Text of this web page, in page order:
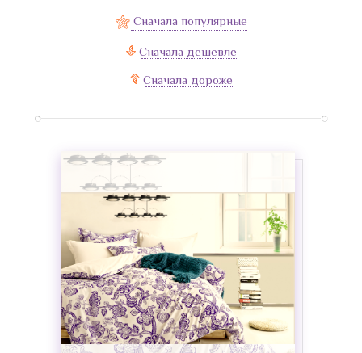
Сначала популярные
Сначала дешевле
Сначала дороже